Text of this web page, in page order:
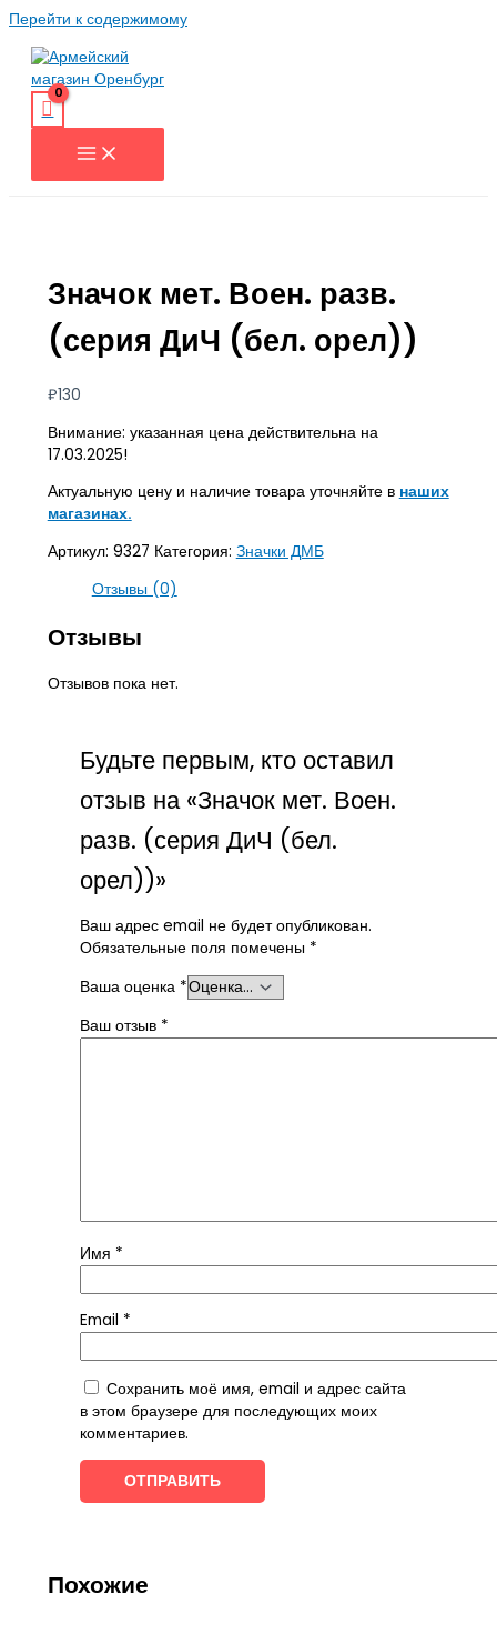
Перейти к содержимому
Значок мет. Воен. разв.
(серия ДиЧ (бел. орел))
₽130
Внимание: указанная цена действительна на
17.03.2025!
Актуальную цену и наличие товара уточняйте в наших
магазинах.
Артикул: 9327 Категория: Значки ДМБ
Отзывы (0)
Отзывы
Отзывов пока нет.
Будьте первым, кто оставил
отзыв на «Значок мет. Воен.
разв. (серия ДиЧ (бел.
орел))»
Ваш адрес email не будет опубликован.
Обязательные поля помечены *
Ваша оценка *
Ваш отзыв *
Имя *
Email *
Сохранить моё имя, email и адрес сайта
в этом браузере для последующих моих
комментариев.
Похожие